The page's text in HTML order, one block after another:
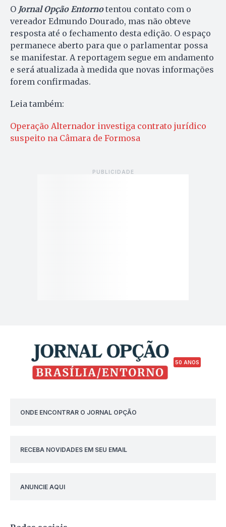
O Jornal Opção Entorno tentou contato com o
vereador Edmundo Dourado, mas não obteve
resposta até o fechamento desta edição. O espaço
permanece aberto para que o parlamentar possa
se manifestar. A reportagem segue em andamento
e será atualizada à medida que novas informações
forem confirmadas.
Leia também:
Operação Alternador investiga contrato jurídico
suspeito na Câmara de Formosa
50 ANOS
ONDE ENCONTRAR O JORNAL OPÇÃO
RECEBA NOVIDADES EM SEU EMAIL
ANUNCIE AQUI